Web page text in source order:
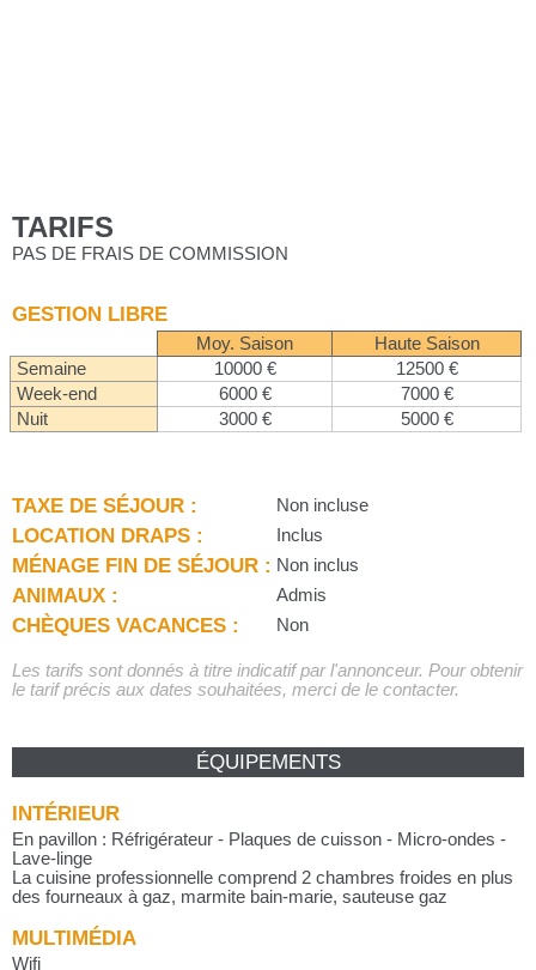
TARIFS
PAS DE FRAIS DE COMMISSION
GESTION LIBRE
Moy. Saison
Haute Saison
Semaine
10000 €
12500 €
Week-end
6000 €
7000 €
Nuit
3000 € 5000 €
TAXE DE SÉJOUR : Non incluse
LOCATION DRAPS : Inclus
MÉNAGE FIN DE SÉJOUR : Non inclus
ANIMAUX : Admis
CHÈQUES VACANCES : Non
Les tarifs sont donnés à titre indicatif par l'annonceur. Pour obtenir
le tarif précis aux dates souhaitées, merci de le contacter.
ÉQUIPEMENTS
INTÉRIEUR
En pavillon : Réfrigérateur - Plaques de cuisson - Micro-ondes -
Lave-linge
La cuisine professionnelle comprend 2 chambres froides en plus
des fourneaux à gaz, marmite bain-marie, sauteuse gaz
MULTIMÉDIA
Wifi